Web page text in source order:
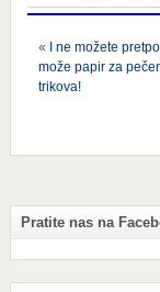
«
I ne možete
može papir za
trikova!
Pratite nas na